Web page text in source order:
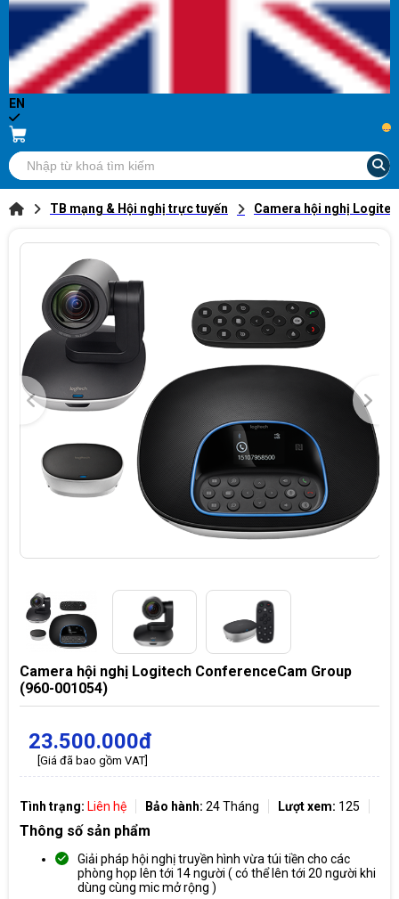
EN
...
TB mạng & Hội nghị trực tuyến Camera hội nghị
Camera hội nghị Logitech ConferenceCam Group
(960-001054)
23.500.000đ
[Giá đã bao gồm VAT]
Tình trạng: Liên hệ Bảo hành: 24 Tháng Lượt xem: 125
Thông số sản phẩm
Giải pháp hội nghị truyền hình vừa túi tiền cho các
phòng họp lên tới 14 người ( có thể lên tới 20 người khi
dùng cùng mic mở rộng )